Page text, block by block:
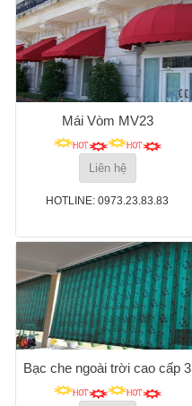
Mái Vòm MV23
Liên hệ
HOTLINE: 0973.23.83.83
Bạc che ngoài trời cao cấp 3